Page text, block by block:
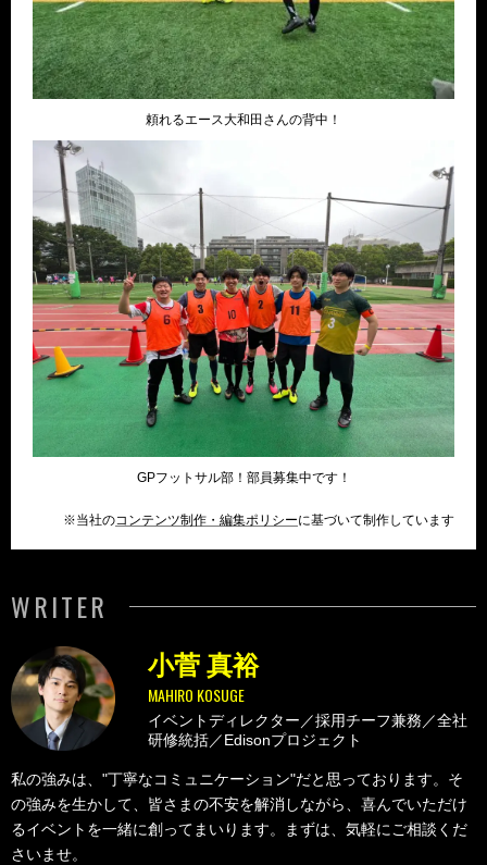
頼れるエース大和田さんの背中！
GPフットサル部！部員募集中です！
※当社のコンテンツ制作・編集ポリシーに基づいて制作しています
WRITER
MAHIRO KOSUGE
小菅 真裕
イベントディレクター／採用チーフ兼務／全社
研修統括／Edisonプロジェクト
私の強みは、"丁寧なコミュニケーション"だと思っております。そ
の強みを生かして、皆さまの不安を解消しながら、喜んでいただけ
るイベントを一緒に創ってまいります。まずは、気軽にご相談くだ
さいませ。